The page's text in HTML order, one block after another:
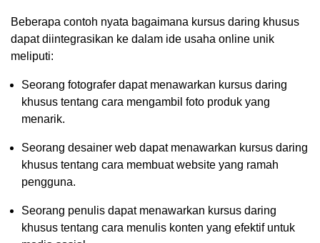
Beberapa contoh nyata bagaimana kursus daring khusus
dapat diintegrasikan ke dalam ide usaha online unik
meliputi:
Seorang fotografer dapat menawarkan kursus daring
khusus tentang cara mengambil foto produk yang
menarik.
Seorang desainer web dapat menawarkan kursus daring
khusus tentang cara membuat website yang ramah
pengguna.
Seorang penulis dapat menawarkan kursus daring
khusus tentang cara menulis konten yang efektif untuk